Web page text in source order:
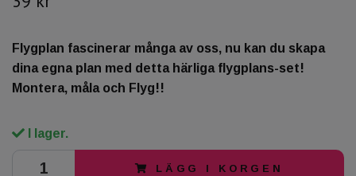
Flygplan fascinerar många av oss, nu kan du skapa
dina egna plan med detta härliga flygplans-set!
Montera, måla och Flyg!!
I lager.
LÄGG I KORGEN